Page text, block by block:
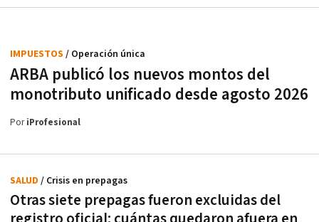
ARBA publicó los nuevos montos del
monotributo unificado desde agosto 2026
IMPUESTOS / Operación única
PoriProfesional
Otras siete prepagas fueron excluidas del
SALUD / Crisis en prepagas